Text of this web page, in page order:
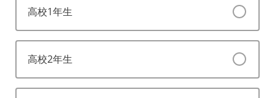
高校1年生
高校2年生